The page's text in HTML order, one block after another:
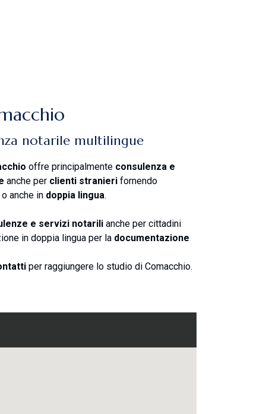
notarile multilingue
offre principalmente consulenza e
anche per clienti stranieri fornendo
o anche in doppia lingua.
e servizi notarilianche per cittadini
in doppia lingua per la documentazione
per raggiungere lo studio di Comacchio.